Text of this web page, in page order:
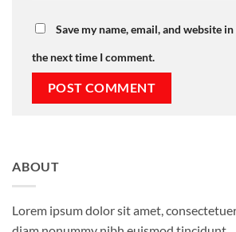
Save my name, email, and website
the next time I comment.
ABOUT
Lorem ipsum dolor sit amet,